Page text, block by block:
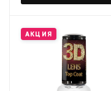
АКЦИЯ